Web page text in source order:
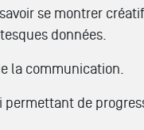
se montrer
données.
la communication.
de